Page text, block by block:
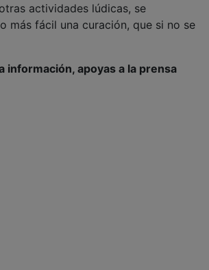
actividades lúdicas, se
más fácil una curación, que si no se
información, apoyas a la prensa